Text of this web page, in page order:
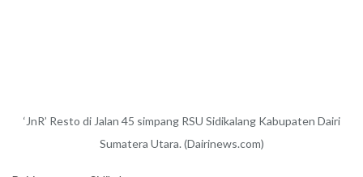
‘JnR’ Resto di Jalan 45 simpang RSU Sidikalang Kabupaten Dairi
Sumatera Utara. (Dairinews.com)